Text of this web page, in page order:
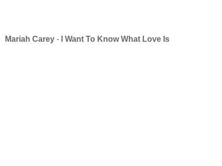
Mariah Carey - I Want To Know What Love Is